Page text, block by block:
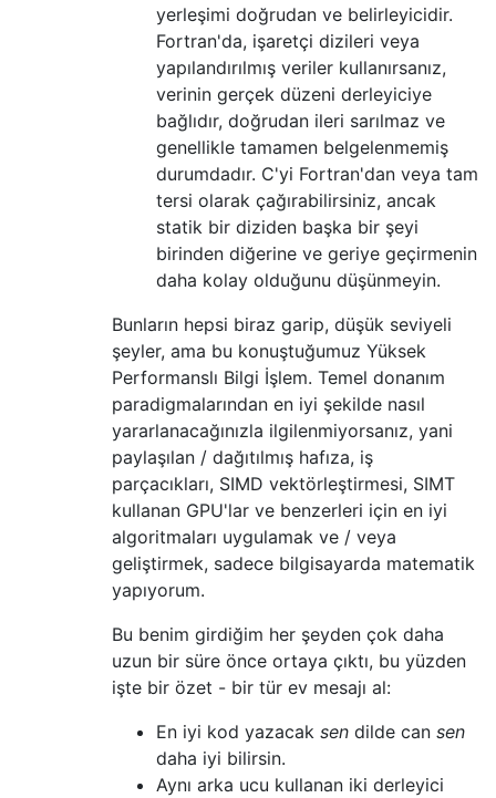
yerleşimi doğrudan ve belirleyicidir.
Fortran'da, işaretçi dizileri veya
yapılandırılmış veriler kullanırsanız,
verinin gerçek düzeni derleyiciye
bağlıdır, doğrudan ileri sarılmaz ve
genellikle tamamen belgelenmemiş
durumdadır. C'yi Fortran'dan veya tam
tersi olarak çağırabilirsiniz, ancak
statik bir diziden başka bir şeyi
birinden diğerine ve geriye geçirmenin
daha kolay olduğunu düşünmeyin.
Bunların hepsi biraz garip, düşük seviyeli
şeyler, ama bu konuştuğumuz Yüksek
Performanslı Bilgi İşlem. Temel donanım
paradigmalarından en iyi şekilde nasıl
yararlanacağınızla ilgilenmiyorsanız, yani
paylaşılan / dağıtılmış hafıza, iş
parçacıkları, SIMD vektörleştirmesi, SIMT
kullanan GPU'lar ve benzerleri için en iyi
algoritmaları uygulamak ve / veya
geliştirmek, sadece bilgisayarda matematik
yapıyorum.
Bu benim girdiğim her şeyden çok daha
uzun bir süre önce ortaya çıktı, bu yüzden
işte bir özet - bir tür ev mesajı al:
En iyi kod yazacak sen dilde can sen
daha iyi bilirsin.
Aynı arka ucu kullanan iki derleyici